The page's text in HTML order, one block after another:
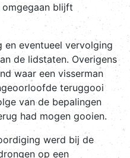
blijft
en eventueel vervolging
de lidstaten. Overigens
waar een visserman
teruggooi
van de bepalingen
had mogen gooien.
werd bij de
op een